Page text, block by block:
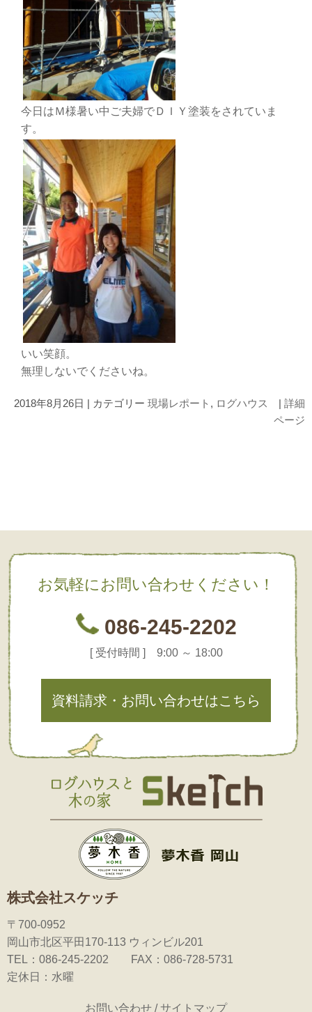
今日はＭ様暑い中ご夫婦でＤＩＹ塗装をされていま
す。
いい笑顔。
無理しないでくださいね。
2018年8月26日 | カテゴリー 現場レポート , ログハウス | 詳細
ページ
お気軽にお問い合わせください！
086-245-2202
[ 受付時間 ] 9:00 ～ 18:00
資料請求・お問い合わせはこちら
株式会社スケッチ
〒700-0952
岡山市北区平田170-113 ウィンビル201
TEL：086-245-2202 FAX：086-728-5731
定休日：水曜
お問い合わせ /サイトマップ